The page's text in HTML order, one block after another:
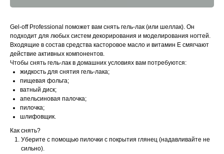
Gel-off Professional поможет вам снять гель-лак (или шеллак). Он
подходит для любых систем декорирования и моделирования ногтей.
Входящие в состав средства касторовое масло и витамин Е смягчают
действие активных компонентов.
Чтобы снять гель-лак в домашних условиях вам потребуются:
жидкость для снятия гель-лака;
пищевая фольга;
ватный диск;
апельсиновая палочка;
пилочка;
шлифовщик.
Как снять?
Уберите с помощью пилочки с покрытия глянец (надавливайте не
сильно).